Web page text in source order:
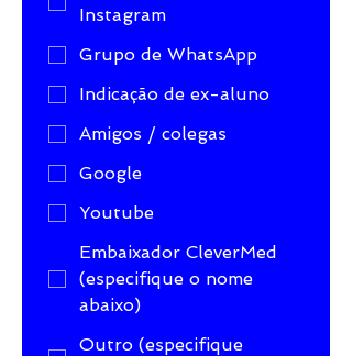
Instagram
Grupo de WhatsApp
Indicação de ex-aluno
Amigos / colegas
Google
Youtube
Embaixador CleverMed
(especifique o nome
abaixo)
Outro (especifique